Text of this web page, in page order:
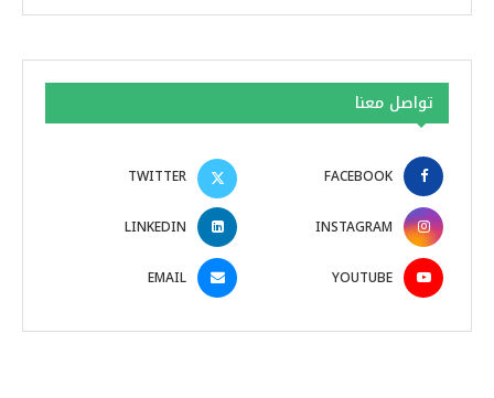
تواصل معنا
FACEBOOK
TWITTER
INSTAGRAM
LINKEDIN
YOUTUBE
EMAIL